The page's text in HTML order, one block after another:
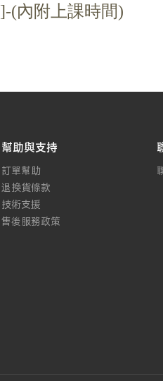
]-(內附上課時間)
幫助與支持
訂單幫助
退換貨條款
技術支援
售後服務政策